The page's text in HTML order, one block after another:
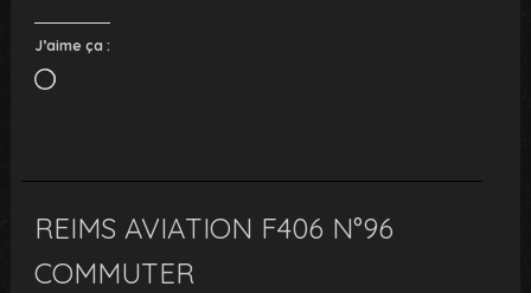
J’aime ça :
Chargement…
REIMS AVIATION F406 N°96
COMMUTER